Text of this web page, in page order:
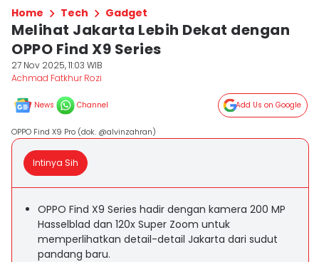
Home Tech Gadget
Melihat Jakarta Lebih Dekat dengan
OPPO Find X9 Series
27 Nov 2025, 11:03 WIB
Achmad Fatkhur Rozi
News Channel Add Us on Google
OPPO Find X9 Pro (dok. @alvinzahran)
Intinya Sih
OPPO Find X9 Series hadir dengan kamera 200 MP
Hasselblad dan 120x Super Zoom untuk
memperlihatkan detail-detail Jakarta dari sudut
pandang baru.